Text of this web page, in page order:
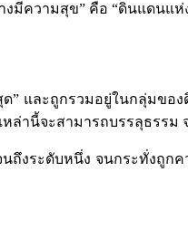
วามสุข” คือ “ดินแดนแห่
ะถูกรวมอยู่ในกลุ่มของดิ
ล่านี้จะสามารถบรรลุธรร
หนึ่ง จนกระทั่งถูกควา